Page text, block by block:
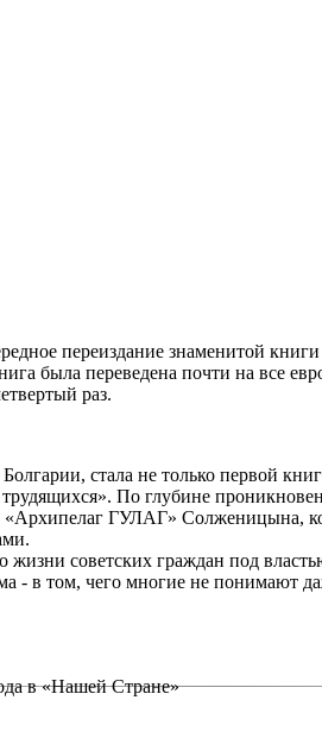
переиздание знаменитой
была переведена почти на
раз.
стала не только первой
По глубине
ГУЛАГ» Солженицына,
советских граждан под
- в том, чего многие не понимают
в «Нашей Стране»